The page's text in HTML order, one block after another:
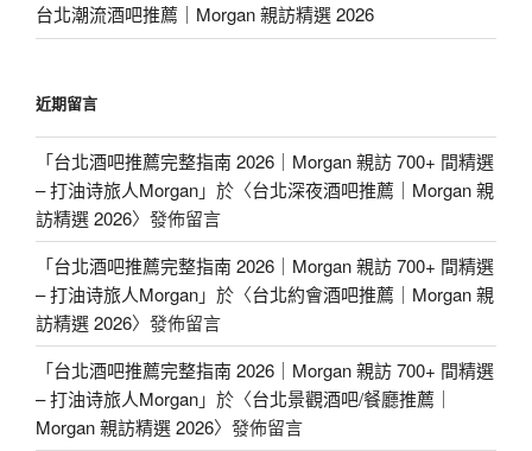
台北潮流酒吧推薦｜Morgan 親訪精選 2026
近期留言
「台北酒吧推薦完整指南 2026｜Morgan 親訪 700+ 間精選
– 打油诗旅人Morgan」於〈台北深夜酒吧推薦｜Morgan 親
訪精選 2026〉發佈留言
「台北酒吧推薦完整指南 2026｜Morgan 親訪 700+ 間精選
– 打油诗旅人Morgan」於〈台北約會酒吧推薦｜Morgan 親
訪精選 2026〉發佈留言
「台北酒吧推薦完整指南 2026｜Morgan 親訪 700+ 間精選
– 打油诗旅人Morgan」於〈台北景觀酒吧/餐廳推薦｜
Morgan 親訪精選 2026〉發佈留言